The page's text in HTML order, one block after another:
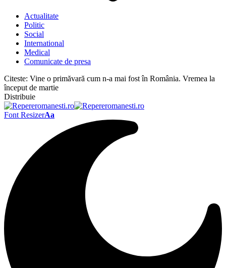
Actualitate
Politic
Social
International
Medical
Comunicate de presa
Citeste: Vine o primăvară cum n-a mai fost în România. Vremea la
început de martie
Distribuie
Font ResizerAa